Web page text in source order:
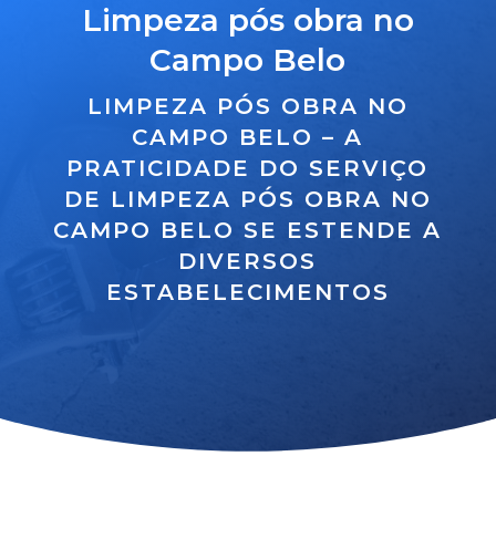
Limpeza pós obra no
Campo Belo
LIMPEZA PÓS OBRA NO
CAMPO BELO – A
PRATICIDADE DO SERVIÇO
DE LIMPEZA PÓS OBRA NO
CAMPO BELO SE ESTENDE A
DIVERSOS
ESTABELECIMENTOS